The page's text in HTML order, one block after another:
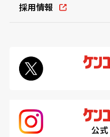
採用情報